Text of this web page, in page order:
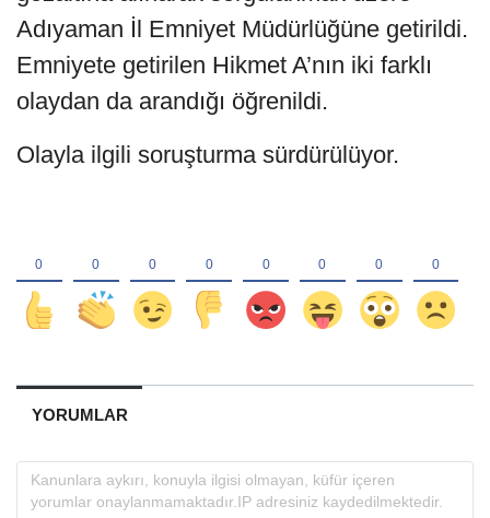
Adıyaman İl Emniyet Müdürlüğüne getirildi.
Emniyete getirilen Hikmet A’nın iki farklı
olaydan da arandığı öğrenildi.
Olayla ilgili soruşturma sürdürülüyor.
YORUMLAR